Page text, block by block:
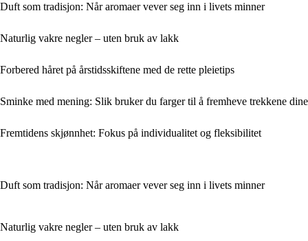
Duft som tradisjon: Når aromaer vever seg inn i livets minner
Naturlig vakre negler – uten bruk av lakk
Forbered håret på årstidsskiftene med de rette pleietips
Sminke med mening: Slik bruker du farger til å fremheve trekkene dine
Fremtidens skjønnhet: Fokus på individualitet og fleksibilitet
Duft som tradisjon: Når aromaer vever seg inn i livets minner
Naturlig vakre negler – uten bruk av lakk